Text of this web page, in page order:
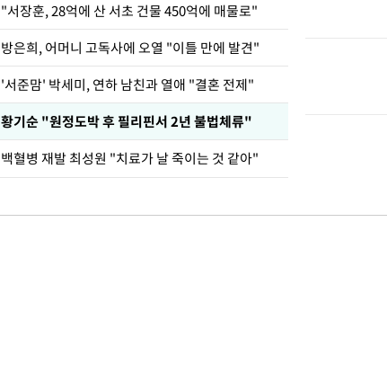
"서장훈, 28억에 산 서초 건물 450억에 매물로"
방은희, 어머니 고독사에 오열 "이틀 만에 발견"
'서준맘' 박세미, 연하 남친과 열애 "결혼 전제"
황기순 "원정도박 후 필리핀서 2년 불법체류"
백혈병 재발 최성원 "치료가 날 죽이는 것 같아"